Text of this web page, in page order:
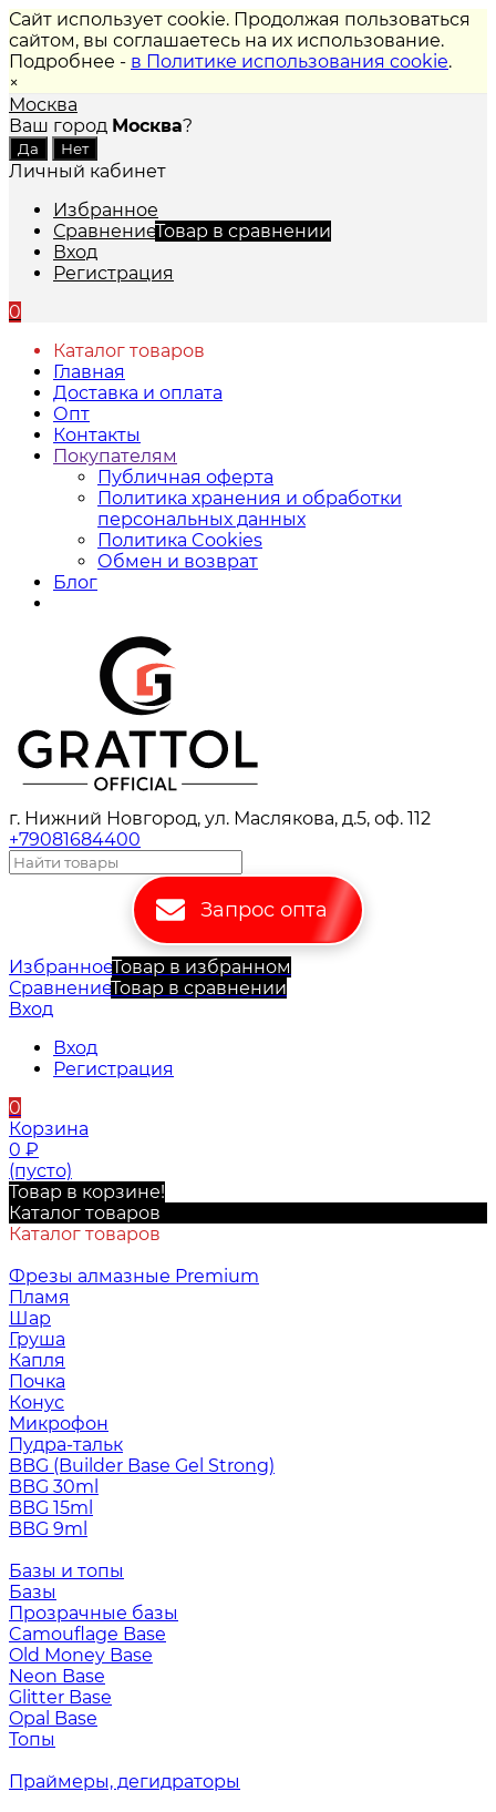
Сайт использует cookie. Продолжая пользоваться
сайтом, вы соглашаетесь на их использование.
Подробнее - в Политике использования cookie.
×
Москва
Ваш город Москва?
Личный кабинет
Избранное
СравнениеТовар в сравнении
Вход
Регистрация
0
Каталог товаров
Главная
Доставка и оплата
Опт
Контакты
Покупателям
Публичная оферта
Политика хранения и обработки
персональных данных
Политика Cookies
Обмен и возврат
Блог
г. Нижний Новгород, ул. Маслякова, д.5, оф. 112
+79081684400
Запрос опта
ИзбранноеТовар в избранном
СравнениеТовар в сравнении
Вход
Вход
Регистрация
0
Корзина
0 ₽
(пусто)
Товар в корзине!
Каталог товаров
Каталог товаров
Фрезы алмазные Premium
Пламя
Шар
Груша
Капля
Почка
Конус
Микрофон
Пудра-тальк
BBG (Builder Base Gel Strong)
BBG 30ml
BBG 15ml
BBG 9ml
Базы и топы
Базы
Прозрачные базы
Camouflage Base
Old Money Base
Neon Base
Glitter Base
Opal Base
Топы
Праймеры, дегидраторы